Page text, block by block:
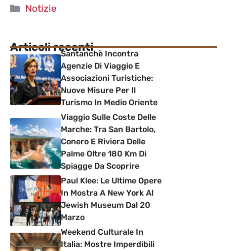
Categorie
Notizie
Articoli recentiSantanchè Incontra
Agenzie Di Viaggio E
Associazioni Turistiche:
Nuove Misure Per Il
Turismo In Medio Oriente
Viaggio Sulle Coste Delle
Marche: Tra San Bartolo,
Conero E Riviera Delle
Palme Oltre 180 Km Di
Spiagge Da Scoprire
Paul Klee: Le Ultime Opere
In Mostra A New York Al
Jewish Museum Dal 20
Marzo
Weekend Culturale In
Italia: Mostre Imperdibili